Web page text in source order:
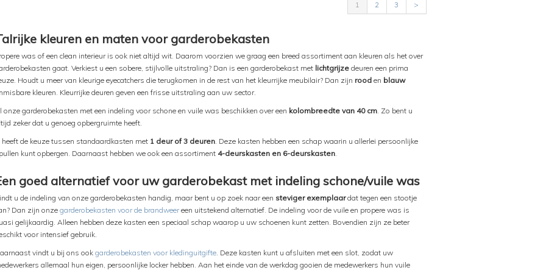
1 2 3 >
kleuren en maten voor garderobekasten
was of een clean interieur is ook niet altijd wit. Daarom voorzien we graag een breed assortiment aan kleuren als het over
gaat. Verkiest u een sobere, stijlvolle uitstraling? Dan is een garderobekast met lichtgrijze deuren een prima
Houdt u meer van kleurige eyecatchers die terugkomen in de rest van het kleurrijke meubilair? Dan zijn rood en blauw
kleuren. Kleurrijke deuren geven een frisse uitstraling aan uw sector.
onze garderobekasten met een indeling voor schone en vuile was beschikken over een kolombreedte van 40 cm. Zo bent u
zeker dat u genoeg opbergruimte heeft.
heeft de keuze tussen standaardkasten met 1 deur of 3 deuren. Deze kasten hebben een schap waarin u allerlei persoonlijke
kunt opbergen. Daarnaast hebben we ook een assortiment 4-deurskasten en 6-deurskasten.
goed alternatief voor uw garderobekast met indeling schone/vuile was
u de indeling van onze garderobekasten handig, maar bent u op zoek naar een steviger exemplaardat tegen een stootje
Dan zijn onzegarderobekasten voor de brandweereen uitstekend alternatief. De indeling voor de vuile en propere was is
gelijkaardig. Alleen hebben deze kasten een speciaal schap waarop u uw schoenen kunt zetten. Bovendien zijn ze beter
voor intensief gebruik.
vindt u bij ons ook garderobekasten voor kledinguitgifte. Deze kasten kunt u afsluiten met een slot, zodat uw
allemaal hun eigen, persoonlijke locker hebben. Aan het einde van de werkdag gooien de medewerkers hun vuile